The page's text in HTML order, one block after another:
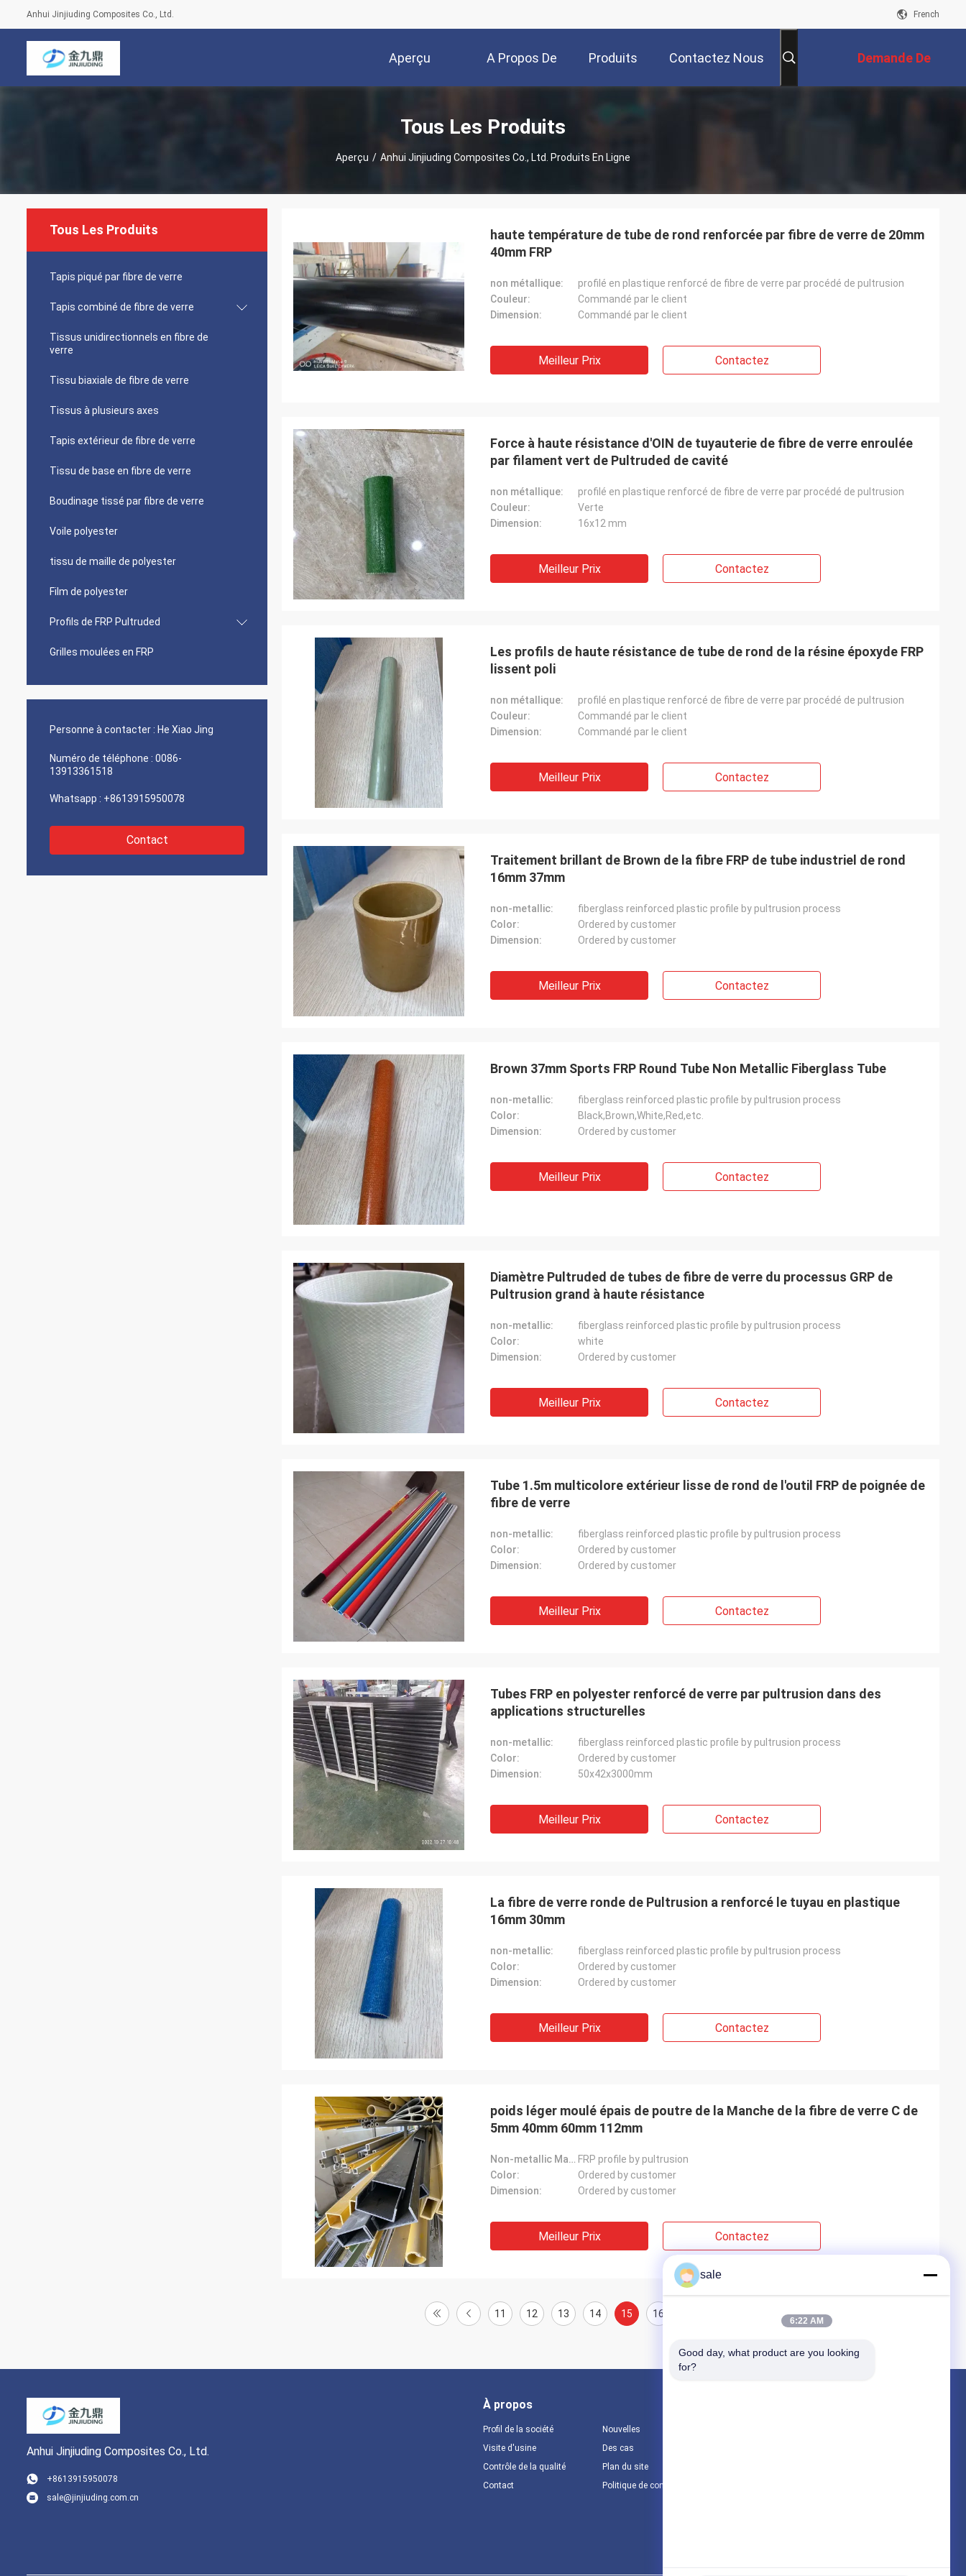
Anhui Jinjiuding Composites Co., Ltd. French
Aperçu A Propos De
Nous
Produits Contactez Nous Demande De
Soumission
Tous Les Produits
Aperçu / Anhui Jinjiuding Composites Co., Ltd. Produits En Ligne
Tous Les Produits
Tapis piqué par fibre de verre
Tapis combiné de fibre de verre
Tissus unidirectionnels en fibre de
verre
Tissu biaxiale de fibre de verre
Tissus à plusieurs axes
Tapis extérieur de fibre de verre
Tissu de base en fibre de verre
Boudinage tissé par fibre de verre
Voile polyester
tissu de maille de polyester
Film de polyester
Profils de FRP Pultruded
Grilles moulées en FRP
Personne à contacter : He Xiao Jing
Numéro de téléphone : 0086-
13913361518
Whatsapp : +8613915950078
Contact
haute température de tube de rond renforcée par fibre de verre de 20mm
40mm FRP
non métallique:
profilé en plastique renforcé de fibre de verre par procédé de pultrusion
Couleur:
Commandé par le client
Dimension:
Commandé par le client
Meilleur Prix Contactez
Force à haute résistance d'OIN de tuyauterie de fibre de verre enroulée
par filament vert de Pultruded de cavité
non métallique:
profilé en plastique renforcé de fibre de verre par procédé de pultrusion
Couleur:
Verte
Dimension:
16x12 mm
Meilleur Prix Contactez
Les profils de haute résistance de tube de rond de la résine époxyde FRP
lissent poli
non métallique:
profilé en plastique renforcé de fibre de verre par procédé de pultrusion
Couleur:
Commandé par le client
Dimension:
Commandé par le client
Meilleur Prix Contactez
Traitement brillant de Brown de la fibre FRP de tube industriel de rond
16mm 37mm
non-metallic:
fiberglass reinforced plastic profile by pultrusion process
Color:
Ordered by customer
Dimension:
Ordered by customer
Meilleur Prix Contactez
Brown 37mm Sports FRP Round Tube Non Metallic Fiberglass Tube
non-metallic:
fiberglass reinforced plastic profile by pultrusion process
Color:
Black,Brown,White,Red,etc.
Dimension:
Ordered by customer
Meilleur Prix Contactez
Diamètre Pultruded de tubes de fibre de verre du processus GRP de
Pultrusion grand à haute résistance
non-metallic:
fiberglass reinforced plastic profile by pultrusion process
Color:
white
Dimension:
Ordered by customer
Meilleur Prix Contactez
Tube 1.5m multicolore extérieur lisse de rond de l'outil FRP de poignée de
fibre de verre
non-metallic:
fiberglass reinforced plastic profile by pultrusion process
Color:
Ordered by customer
Dimension:
Ordered by customer
Meilleur Prix Contactez
Tubes FRP en polyester renforcé de verre par pultrusion dans des
applications structurelles
non-metallic:
fiberglass reinforced plastic profile by pultrusion process
Color:
Ordered by customer
Dimension:
50x42x3000mm
Meilleur Prix Contactez
La fibre de verre ronde de Pultrusion a renforcé le tuyau en plastique
16mm 30mm
non-metallic:
fiberglass reinforced plastic profile by pultrusion process
Color:
Ordered by customer
Dimension:
Ordered by customer
Meilleur Prix Contactez
poids léger moulé épais de poutre de la Manche de la fibre de verre C de
5mm 40mm 60mm 112mm
Non-metallic Material: FRP profile by pultrusion
Color:
Ordered by customer
Dimension:
Ordered by customer
Meilleur Prix Contactez
11 12 13 14 15 16
Anhui Jinjiuding Composites Co., Ltd.
+8613915950078
sale@jinjiuding.com.cn
À propos
Profil de la société
Visite d'usine
Contrôle de la qualité
Contact
Nouvelles
Des cas
Plan du site
Politique de confidentialité
sale
6:22 AM
Good day, what product are you looking
for?